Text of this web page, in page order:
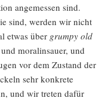
ange­mes­sen sind.
sind, wer­den wir nicht
etwas über grum­py old
mora­lin­sauer, und
vor dem Zustand der
sehr kon­kre­te
und wir tre­ten dafür